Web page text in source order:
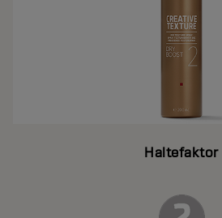
Haltefaktor